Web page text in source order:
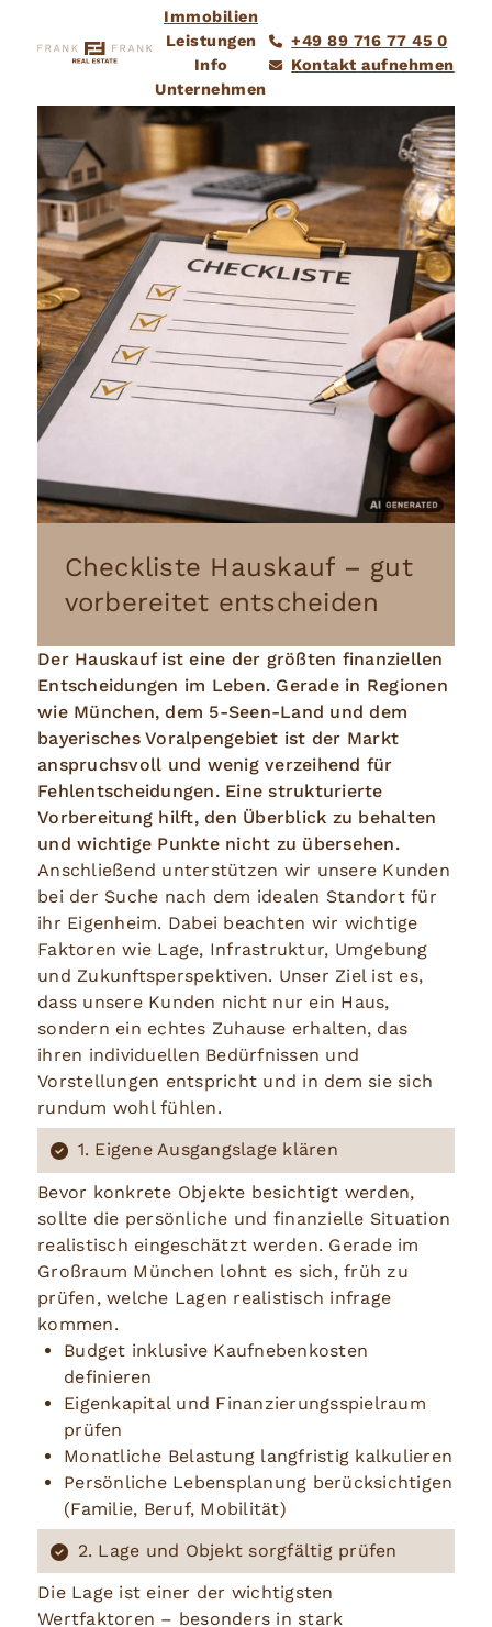
Immobilien
Leistungen
Info
Unternehmen
+49 89 716 77 45 0
Kontakt aufnehmen
Checkliste Hauskauf – gut
vorbereitet entscheiden
Der Hauskauf ist eine der größten finanziellen
Entscheidungen im Leben. Gerade in Regionen
wie München, dem 5-Seen-Land und dem
bayerisches Voralpengebiet ist der Markt
anspruchsvoll und wenig verzeihend für
Fehlentscheidungen. Eine strukturierte
Vorbereitung hilft, den Überblick zu behalten
und wichtige Punkte nicht zu übersehen.
Anschließend unterstützen wir unsere Kunden
bei der Suche nach dem idealen Standort für
ihr Eigenheim. Dabei beachten wir wichtige
Faktoren wie Lage, Infrastruktur, Umgebung
und Zukunftsperspektiven. Unser Ziel ist es,
dass unsere Kunden nicht nur ein Haus,
sondern ein echtes Zuhause erhalten, das
ihren individuellen Bedürfnissen und
Vorstellungen entspricht und in dem sie sich
rundum wohl fühlen.
1. Eigene Ausgangslage klären
Bevor konkrete Objekte besichtigt werden,
sollte die persönliche und finanzielle Situation
realistisch eingeschätzt werden. Gerade im
Großraum München lohnt es sich, früh zu
prüfen, welche Lagen realistisch infrage
kommen.
Budget inklusive Kaufnebenkosten
definieren
Eigenkapital und Finanzierungsspielraum
prüfen
Monatliche Belastung langfristig kalkulieren
Persönliche Lebensplanung berücksichtigen
(Familie, Beruf, Mobilität)
2. Lage und Objekt sorgfältig prüfen
Die Lage ist einer der wichtigsten
Wertfaktoren – besonders in stark